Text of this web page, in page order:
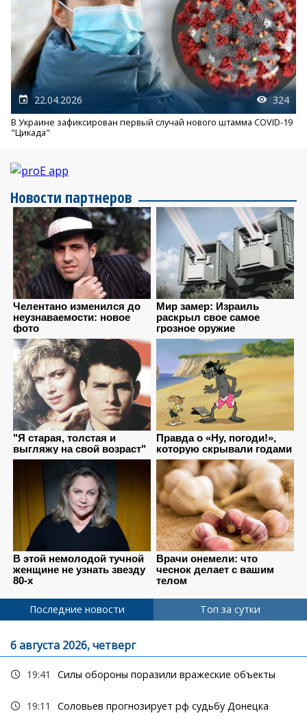
22.04.2026 324
В Украине зафиксирован первый случай нового штамма COVID-19
"Цикада"
Новости партнеров
Последние новости Топ за сутки
6 августа 2026, четверг
19:41 Силы обороны поразили вражеские объекты
19:11 Соловьев прогнозирует рф судьбу Донецка